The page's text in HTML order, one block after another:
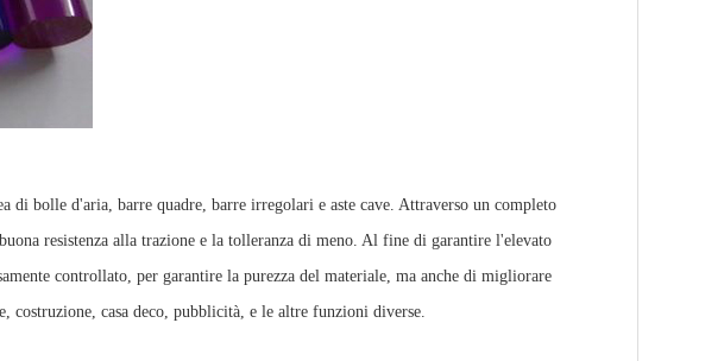
bolle d'aria, barre quadre, barre irregolari e aste cave. Attraverso un completo
resistenza alla trazione e la tolleranza di meno. Al fine di garantire l'elevato
controllato, per garantire la purezza del materiale, ma anche di migliorare
casa deco, pubblicità, e le altre funzioni diverse.